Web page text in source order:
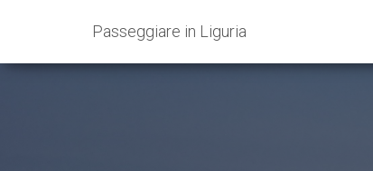
Passeggiare in Liguria